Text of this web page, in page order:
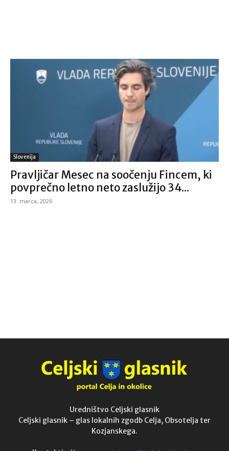
Slovenija
Pravljičar Mesec na soočenju Fincem, ki
povprečno letno neto zaslužijo 34...
13. marca, 2026
Uredništvo Celjski glasnik
Celjski glasnik – glas lokalnih zgodb Celja, Obsotelja ter
Kozjanskega.